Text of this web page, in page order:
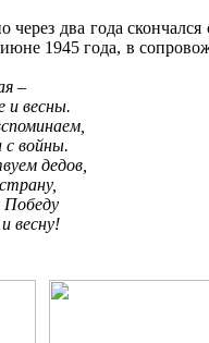
два года
1945 года, в
–
и весны.
с войны.
дедов,
весну!